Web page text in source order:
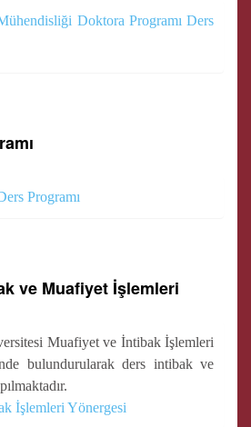
Doktora Programı Ders
Programı
ve Muafiyet İşlemleri
Muafiyet ve İntibak İşlemleri
bulundurularak ders intibak ve
İşlemleri Yönergesi